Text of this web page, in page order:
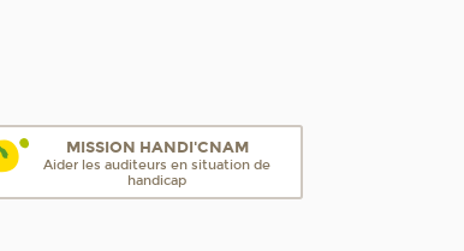
MISSION HANDI'CNAM
Aider les auditeurs en situation de
handicap